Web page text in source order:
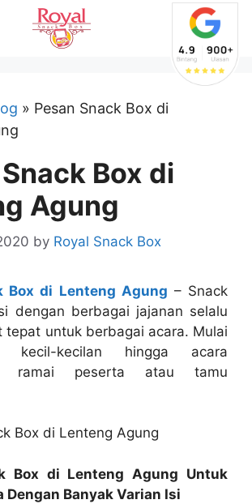
» Pesan Snack Box di
Box di
Agung
by Royal Snack Box
Box di Lenteng Agung – Snack
dengan berbagai jajanan selalu
tepat untuk berbagai acara. Mulai
kecil-kecilan hingga acara
ramai peserta atau tamu
Box di Lenteng Agung Untuk
Dengan Banyak Varian Isi